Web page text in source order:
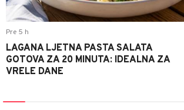
Pre 5 h
LAGANA LJETNA PASTA SALATA
GOTOVA ZA 20 MINUTA: IDEALNA ZA
VRELE DANE